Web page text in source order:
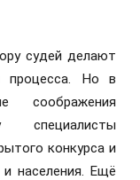
судей делают
процесса. Но в
соображения
специалисты
конкурса и
и населения. Ещё